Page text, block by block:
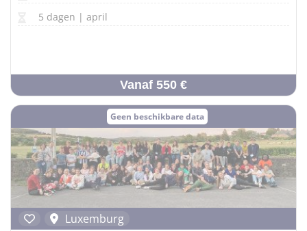
5 dagen | april
Vanaf 550 €
Geen beschikbare data
Luxemburg